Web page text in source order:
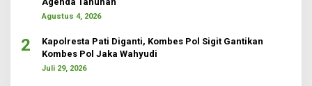
Agustus 4, 2026
2
Kapolresta Pati Diganti, Kombes Pol Sigit Gantikan
Kombes Pol Jaka Wahyudi
Juli 29, 2026